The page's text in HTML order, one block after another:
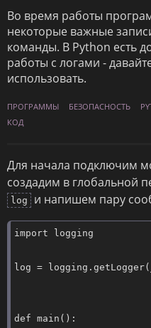
Во время работы
некоторые важные
команды. В Python есть
работы с логами -
использовать.
ПРОГРАММЫ БЕЗОПАСНОСТЬ
КОД
Для начала подключим
создадим в глобальной
log и напишем пару
import logging
log =
def main():